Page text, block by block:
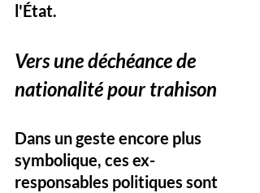
l'État.
Vers une déchéance de
nationalité pour trahison
Dans un geste encore plus
symbolique, ces ex-
responsables politiques sont